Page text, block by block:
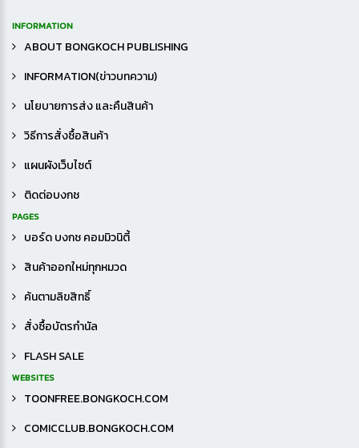
INFORMATION
ABOUT BONGKOCH PUBLISHING
INFORMATION(ข่าวบทความ)
นโยบายการส่ง และคืนสินค้า
วิธีการสั่งซื้อสินค้า
แผนผังเว็บไซต์
ติดต่อบงกช
PAGES
บอร์ด บงกช คอมมิวนิตี้
สินค้าออกใหม่ทุกหมวด
ค้นตามลิขสิทธิ์
สั่งซื้อบัตรกำนัล
FLASH SALE
WEBSITES
TOONFREE.BONGKOCH.COM
COMICCLUB.BONGKOCH.COM